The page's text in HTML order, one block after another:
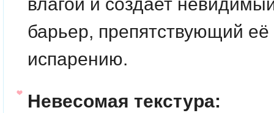
барьер, препятствующий её
испарению.
Невесомая текстура: